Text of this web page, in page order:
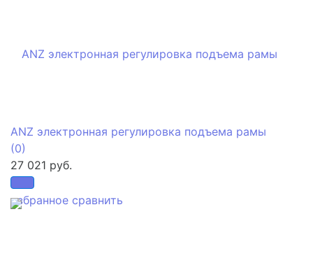
избранное сравнить
ANZ электронная регулировка подъема рамы
(0)
27 021 руб.